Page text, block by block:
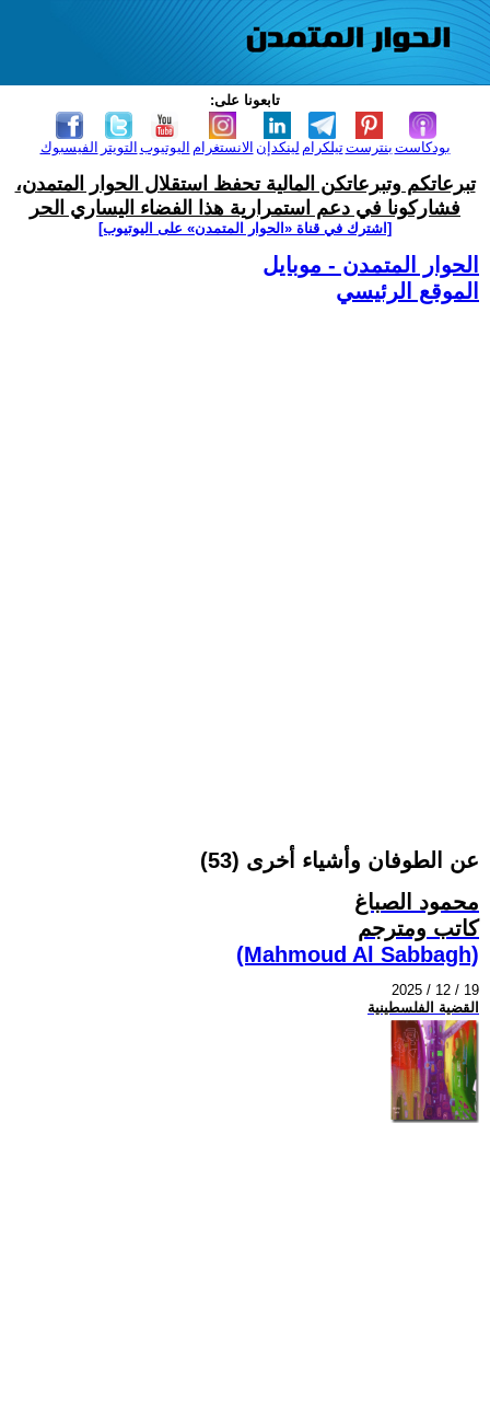
تابعونا على:
الفيسبوك التويتر اليوتيوب الانستغرام لينكدإن تيلكرامبنترست بودكاست
تبرعاتكم وتبرعاتكن المالية تحفظ استقلال الحوار المتمدن،
فشاركونا في دعم استمرارية هذا الفضاء اليساري الحر
[اشترك في قناة ‫«الحوار المتمدن» على اليوتيوب]
الحوار المتمدن - موبايل
الموقع الرئيسي
عن الطوفان وأشياء أخرى (53)
محمود الصباغ
كاتب ومترجم
(Mahmoud Al Sabbagh)
2025 / 12 / 19
القضية الفلسطينية